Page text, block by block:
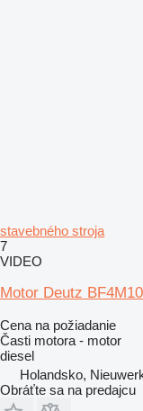
stavebného stroja
7
VIDEO
Motor Deutz
Cena na požiadanie
Časti motora - motor
diesel
Holandsko,
Obráťte sa na predajcu